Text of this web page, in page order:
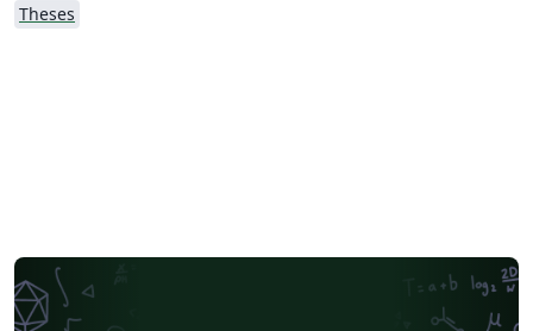
Theses